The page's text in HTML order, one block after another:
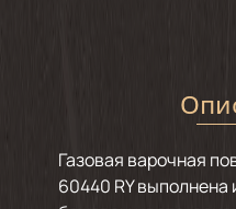
Газовая варочная
60440 RY выполнена